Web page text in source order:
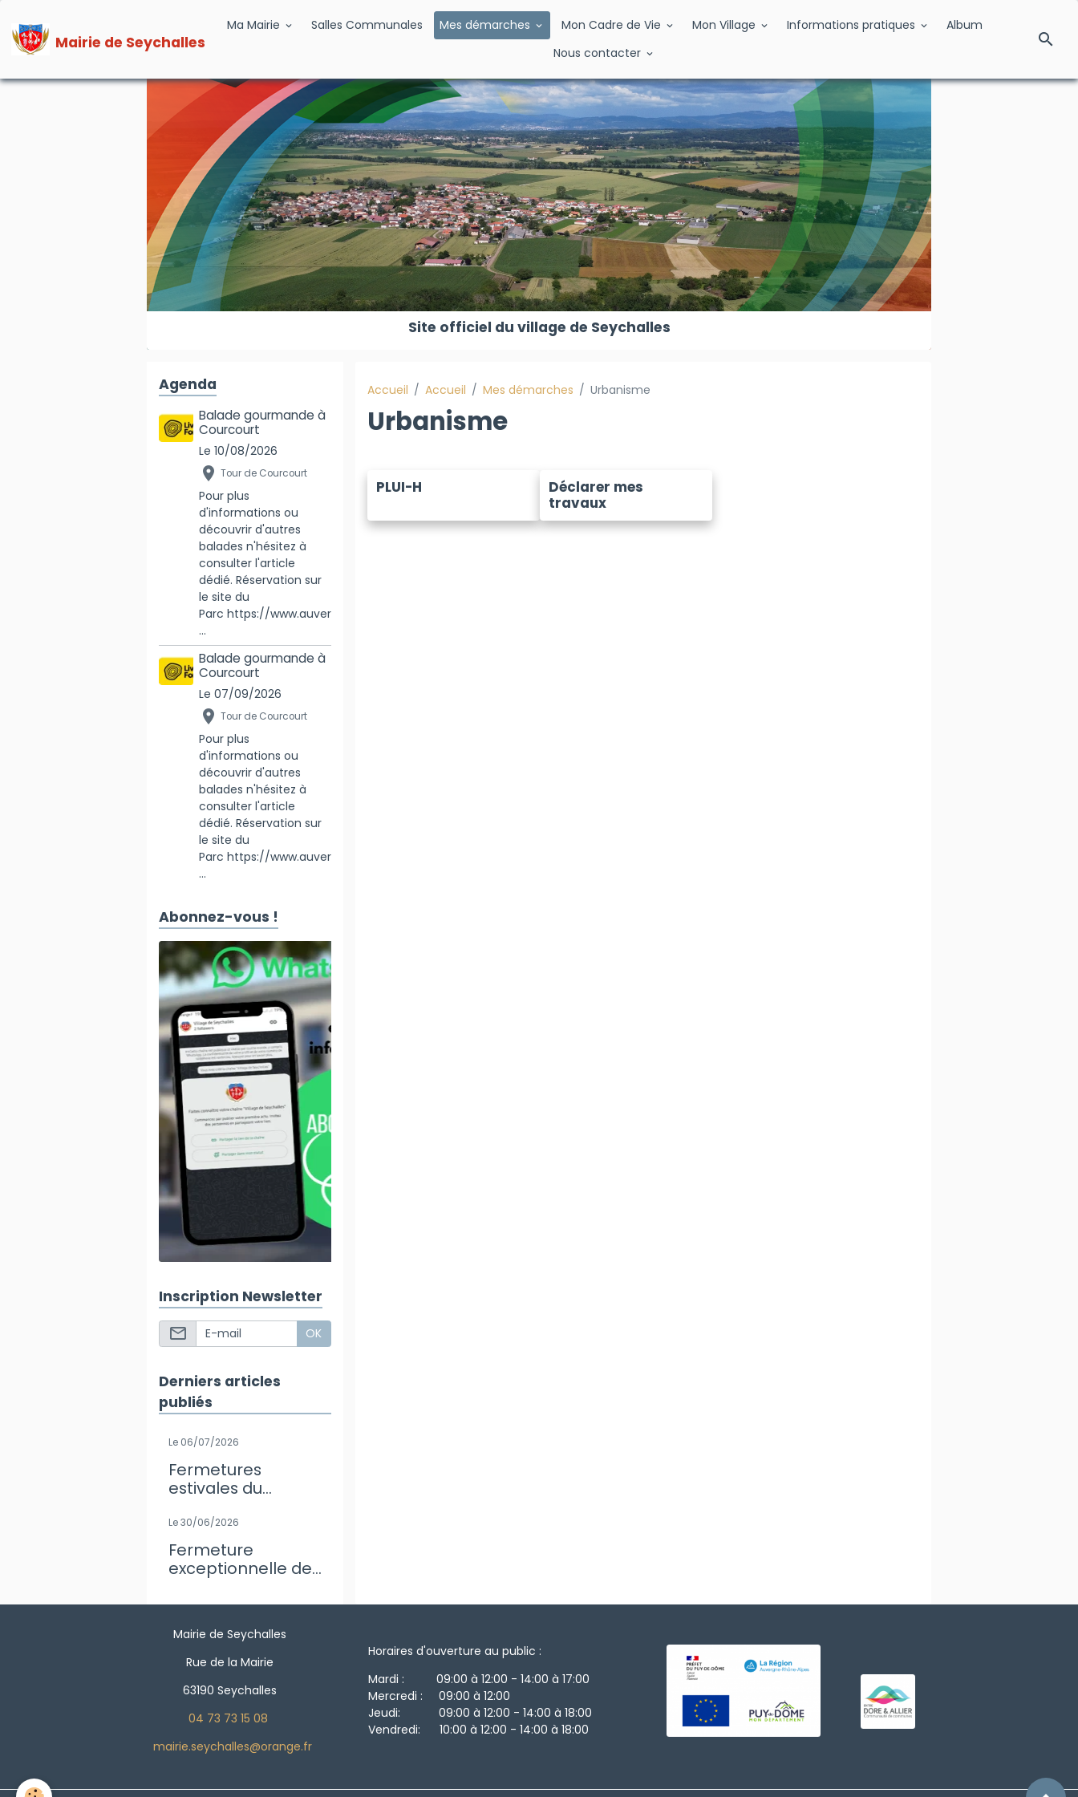
Mairie de Seychalles
Ma Mairie Salles Communales Mes démarches Mon Cadre de Vie Mon Village Informations pratiques
Album
Nous contacter
Site officiel du village de Seychalles
Accueil Accueil Mes démarches Urbanisme
Urbanisme
PLUI-H
Déclarer mes
travaux
Agenda
Balade gourmande à
Courcourt
Le 10/08/2026
Tour de Courcourt
Pour plus
d'informations ou
découvrir d'autres
balades n'hésitez à
consulter l'article
dédié. Réservation sur
le site du
Parc https://www.auver
...
Balade gourmande à
Courcourt
Le 07/09/2026
Tour de Courcourt
Pour plus
d'informations ou
découvrir d'autres
balades n'hésitez à
consulter l'article
dédié. Réservation sur
le site du
Parc https://www.auver
...
Abonnez-vous !
Inscription Newsletter
OK
Derniers articles
publiés
Le 06/07/2026
Fermetures
estivales du
Mairie
Le 30/06/2026
Fermeture
exceptionnelle de
Mairie de Seychalles
Rue de la Mairie
63190 Seychalles
04 73 73 15 08
mairie.seychalles@orange.fr
Horaires d'ouverture au public :
Mardi : 09:00 à 12:00 - 14:00 à 17:00
Mercredi : 09:00 à 12:00
Jeudi: 09:00 à 12:00 - 14:00 à 18:00
Vendredi: 10:00 à 12:00 - 14:00 à 18:00